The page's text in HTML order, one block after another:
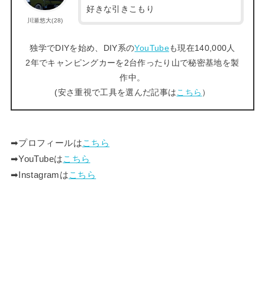
川瀬悠大(28)
好きな引きこもり
独学でDIYを始め、DIY系のYouTubeも現在140,000人
2年でキャンピングカーを2台作ったり山で秘密基地を製
作中。
(安さ重視で工具を選んだ記事はこちら ）
➡︎プロフィールはこちら
➡︎YouTubeはこちら
➡︎Instagramはこちら